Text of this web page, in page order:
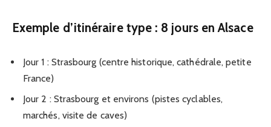
Exemple d’itinéraire type : 8 jours en Alsace
Jour 1 : Strasbourg (centre historique, cathédrale, petite
France)
Jour 2 : Strasbourg et environs (pistes cyclables,
marchés, visite de caves)